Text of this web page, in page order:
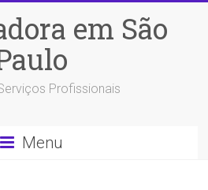
em São
Profissionais
Menu